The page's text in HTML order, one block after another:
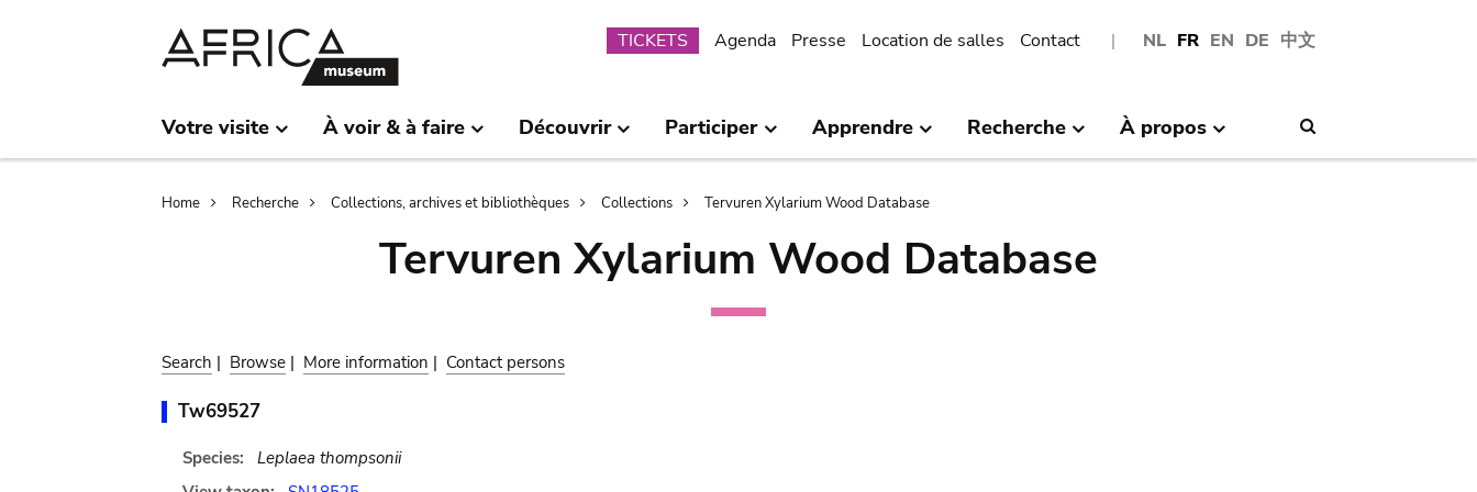
NL FR EN DE 中文
Submenu
TICKETS Agenda Presse Location de salles Contact
Votre visite À voir & à faire Découvrir Participer Apprendre Recherche À propos
Breadcrumb
Home Recherche Collections, archives et bibliothèques Collections Tervuren Xylarium Wood Database
Tervuren Xylarium Wood Database
Search | Browse | More information | Contact persons
Tw69527
Species:
Leplaea thompsonii